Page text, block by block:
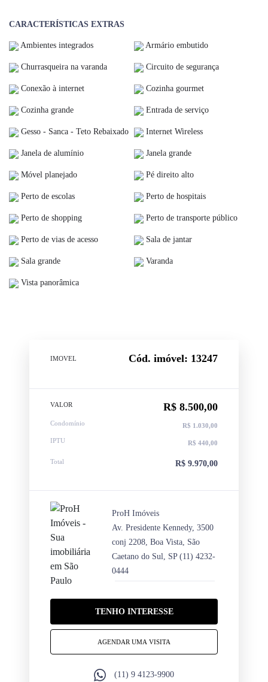
CARACTERÍSTICAS EXTRAS
Ambientes integrados Armário embutido
Churrasqueira na varanda Circuito de segurança
Conexão à internet Cozinha gourmet
Cozinha grande Entrada de serviço
Gesso - Sanca - Teto Rebaixado Internet Wireless
Janela de alumínio Janela grande
Móvel planejado Pé direito alto
Perto de escolas Perto de hospitais
Perto de shopping Perto de transporte público
Perto de vias de acesso Sala de jantar
Sala grande Varanda
Vista panorâmica
IMOVEL Cód. imóvel: 13247
VALOR R$ 8.500,00
Condomínio R$ 1.030,00
IPTU R$ 440,00
Total R$ 9.970,00
ProH Imóveis
Av. Presidente Kennedy, 3500
conj 2208, Boa Vista, São
Caetano do Sul, SP(11) 4232-
0444
TENHO INTERESSE
AGENDAR UMA VISITA
(11) 9 4123-9900